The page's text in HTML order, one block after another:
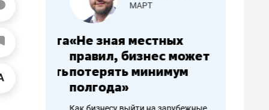
работа
МАРТ
«Не зная местных
правил, бизнес может
потерять минимум
полгода»